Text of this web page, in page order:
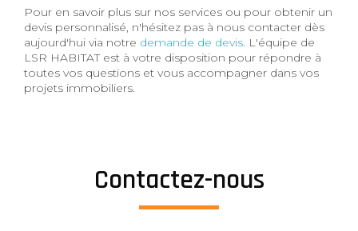
Pour en savoir plus sur nos services ou pour obtenir un
devis personnalisé, n'hésitez pas à nous contacter dès
aujourd'hui via notre demande de devis. L'équipe de
LSR HABITAT est à votre disposition pour répondre à
toutes vos questions et vous accompagner dans vos
projets immobiliers.
Contactez-nous